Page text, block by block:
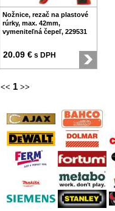
Nožnice, rezač na plastové
rúrky, max. 42mm,
vymeniteľná čepeľ, 229531
20.09 € s DPH
<< 1 >>